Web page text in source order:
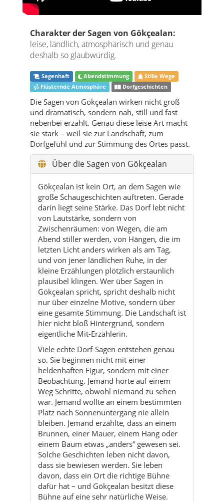
Charakter der Sagen von Gökçealan:
leise, ländlich, atmosphärisch und genau
deshalb so glaubwürdig.
Sagenhaft Abendstimmung
Stille Wege
Flüsternde Atmosphäre
Dorfgeschichten
Die Sagen von Gökçealan wirken nicht groß
und dramatisch, sondern nah, still und fast
nebenbei erzählt. Genau diese leise Art macht
sie stark – weil sie zur Landschaft, zum
Dorfgefühl und zur Stimmung des Ortes passt.
Über die Sagen von Gökçealan
Gökçealan ist kein Ort, an dem Sagen wie
große Schaugeschichten auftreten. Gerade
darin liegt seine Stärke. Das Dorf lebt nicht
von Lautstärke, sondern von
Zwischenräumen: von Wegen, die am
Abend stiller werden, von Hängen, die im
letzten Licht anders wirken als am Tag,
und von jener ländlichen Ruhe, in der
kleine Erzählungen plötzlich erstaunlich
plausibel klingen. Wer über Sagen in
Gökçealan spricht, spricht deshalb nicht
nur über einzelne Motive, sondern über
eine gesamte Stimmung. Die Landschaft ist
hier nicht bloß Hintergrund, sondern
eigentliche Mit-Erzählerin.
Viele echte Dorf-Sagen entstehen genau
so. Sie beginnen nicht mit einer
heldenhaften Figur, sondern mit einer
Beobachtung. Jemand hörte auf einem
Weg Schritte, obwohl niemand zu sehen
war. Jemand wollte an einem bestimmten
Platz nach Sonnenuntergang nie allein
bleiben. Jemand erzählte, dass an einem
Brunnen, einer Mauer, einem Hang oder
einem Baum etwas „anders“ gewesen sei.
Solche Geschichten leben nicht davon,
dass sie bewiesen werden. Sie leben
davon, dass ein Ort die richtige Bühne
dafür hat – und Gökçealan besitzt diese
Bühne auf eine sehr natürliche Weise.